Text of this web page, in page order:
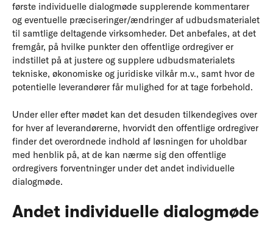
første individuelle dialogmøde supplerende kommentarer
og eventuelle præciseringer/ændringer af udbudsmaterialet
til samtlige deltagende virksomheder. Det anbefales, at det
fremgår, på hvilke punkter den offentlige ordregiver er
indstillet på at justere og supplere udbudsmaterialets
tekniske, økonomiske og juridiske vilkår m.v., samt hvor de
potentielle leverandører får mulighed for at tage forbehold.
Under eller efter mødet kan det desuden tilkendegives over
for hver af leverandørerne, hvorvidt den offentlige ordregiver
finder det overordnede indhold af løsningen for uholdbar
med henblik på, at de kan nærme sig den offentlige
ordregivers forventninger under det andet individuelle
dialogmøde.
Andet individuelle dialogmøde